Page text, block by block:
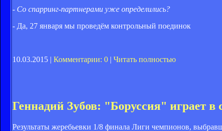
- Со спарринг-партнерами уже определились?
- Да, 27 января мы проведём контрольный поединок
10.03.2015 | Комментарии: 0 | Читать полностью
Геннадий Зубов: "Боруссия" играет в
Результаты жеребьевки 1/8 финала Лиги чемпионов,